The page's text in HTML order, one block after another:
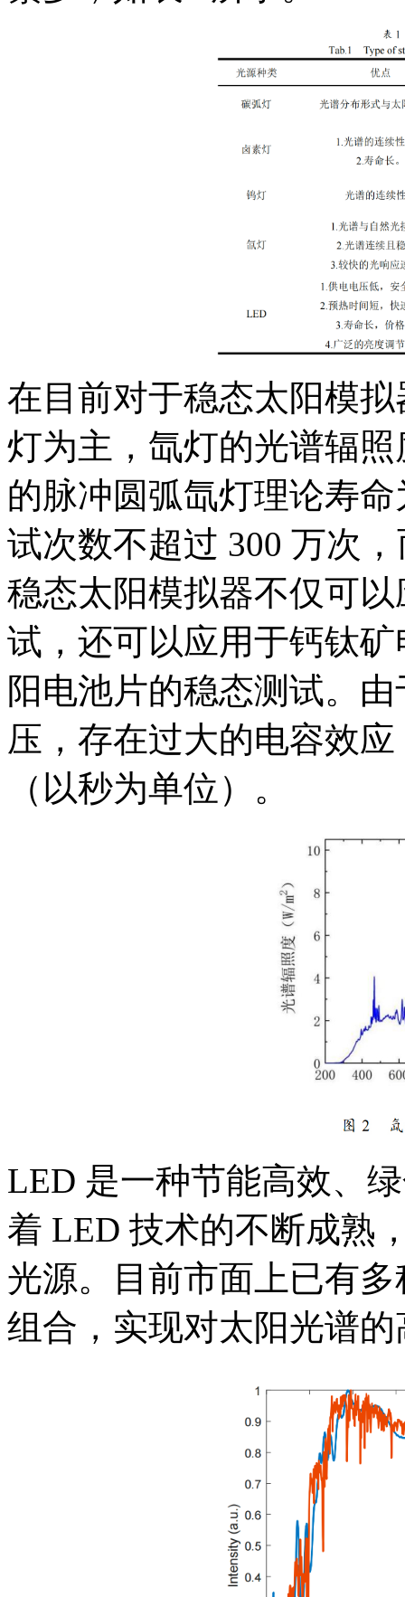
在目前对于稳态太阳模
灯为主，氙灯的光谱辐
的脉冲圆弧氙灯理论寿命
试次数不超过 300 万次
稳态太阳模拟器不仅可
试，还可以应用于钙钛
阳电池片的稳态测试。
压，存在过大的电容效
（以秒为单位）。
LED 是一种节能高效、
着 LED 技术的不断成熟
光源。目前市面上已有
组合，实现对太阳光谱